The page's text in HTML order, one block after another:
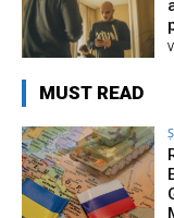
MUST READ